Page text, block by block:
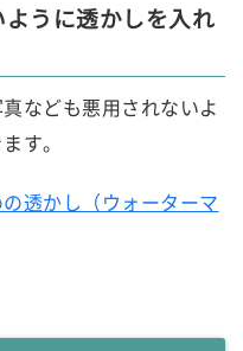
うに透かしを入れ
なども悪用されないよ
す。
透かし（ウォーターマ